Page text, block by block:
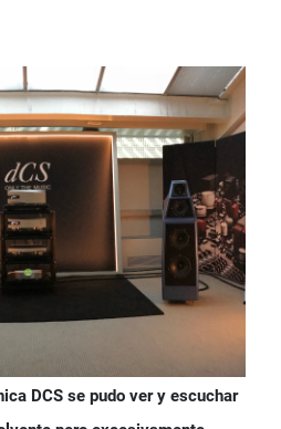
DCS se pudo ver y escuchar